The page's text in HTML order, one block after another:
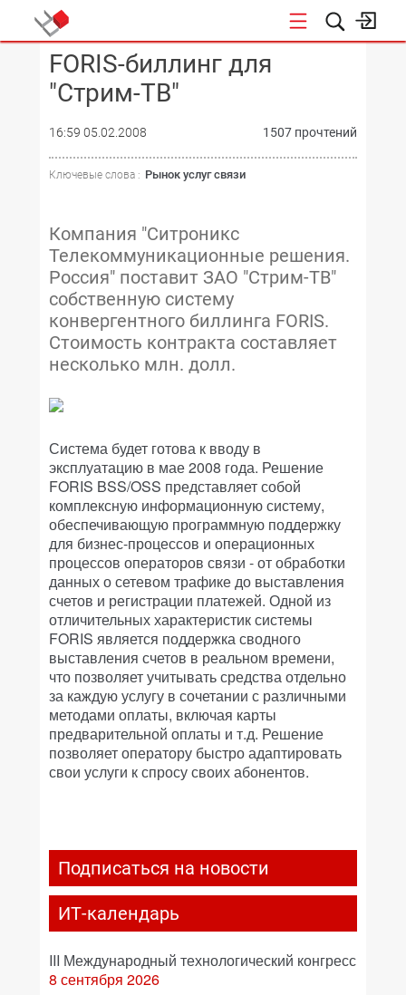
КОНФЕРЕНЦИИ
FORIS-биллинг для
"Стрим-ТВ"
16:59 05.02.2008 1507 прочтений
Ключевые слова : Рынок услуг связи
Компания "Ситроникс
Телекоммуникационные решения.
Россия" поставит ЗАО "Стрим-ТВ"
собственную систему
конвергентного биллинга FORIS.
Стоимость контракта составляет
несколько млн. долл.
Система будет готова к вводу в
эксплуатацию в мае 2008 года. Решение
FORIS BSS/OSS представляет собой
комплексную информационную систему,
обеспечивающую программную поддержку
для бизнес-процессов и операционных
процессов операторов связи - от обработки
данных о сетевом трафике до выставления
счетов и регистрации платежей. Одной из
отличительных характеристик системы
FORIS является поддержка сводного
выставления счетов в реальном времени,
что позволяет учитывать средства отдельно
за каждую услугу в сочетании с различными
методами оплаты, включая карты
предварительной оплаты и т.д. Решение
позволяет оператору быстро адаптировать
свои услуги к спросу своих абонентов.
Подписаться на новости
ИТ-календарь
III Международный технологический конгресс
8 сентября 2026